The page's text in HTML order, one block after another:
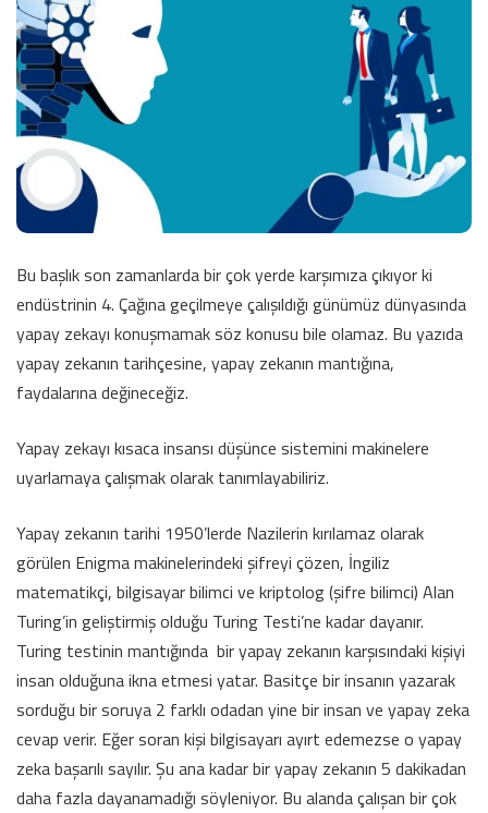
Bu başlık son zamanlarda bir çok yerde karşımıza çıkıyor ki
endüstrinin 4. Çağına geçilmeye çalışıldığı günümüz dünyasında
yapay zekayı konuşmamak söz konusu bile olamaz. Bu yazıda
yapay zekanın tarihçesine, yapay zekanın mantığına,
faydalarına değineceğiz.
Yapay zekayı kısaca insansı düşünce sistemini makinelere
uyarlamaya çalışmak olarak tanımlayabiliriz.
Yapay zekanın tarihi 1950’lerde Nazilerin kırılamaz olarak
görülen Enigma makinelerindeki şifreyi çözen, İngiliz
matematikçi, bilgisayar bilimci ve kriptolog (şifre bilimci) Alan
Turing’in geliştirmiş olduğu Turing Testi’ne kadar dayanır.
Turing testinin mantığında bir yapay zekanın karşısındaki kişiyi
insan olduğuna ikna etmesi yatar. Basitçe bir insanın yazarak
sorduğu bir soruya 2 farklı odadan yine bir insan ve yapay zeka
cevap verir. Eğer soran kişi bilgisayarı ayırt edemezse o yapay
zeka başarılı sayılır. Şu ana kadar bir yapay zekanın 5 dakikadan
daha fazla dayanamadığı söyleniyor. Bu alanda çalışan bir çok